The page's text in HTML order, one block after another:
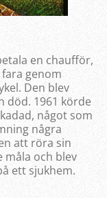
en chaufför,
genom
Den blev
död. 1961 körde
något som
några
att röra sin
måla och blev
ett sjukhem.